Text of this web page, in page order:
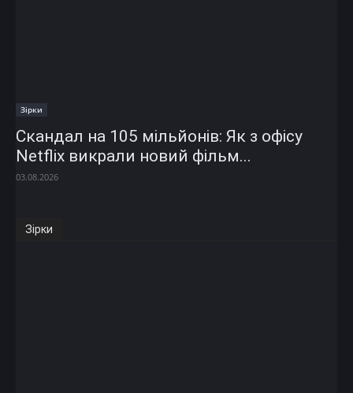
Зірки
Скандал на 105 мільйонів: Як з офісу
Netflix викрали новий фільм...
03.08.2026
Зірки